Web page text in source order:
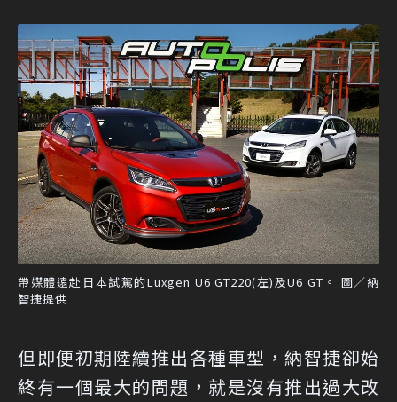
帶媒體遠赴日本試駕的Luxgen U6 GT220(左)及U6 GT。 圖／納
智捷提供
但即便初期陸續推出各種車型，納智捷卻始
終有一個最大的問題，就是沒有推出過大改